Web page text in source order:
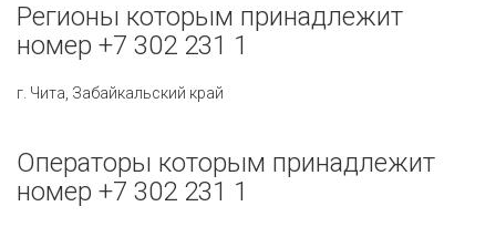
Регионы которым принадлежит
номер +7 302 231 1
г. Чита, Забайкальский край
Операторы которым принадлежит
номер +7 302 231 1